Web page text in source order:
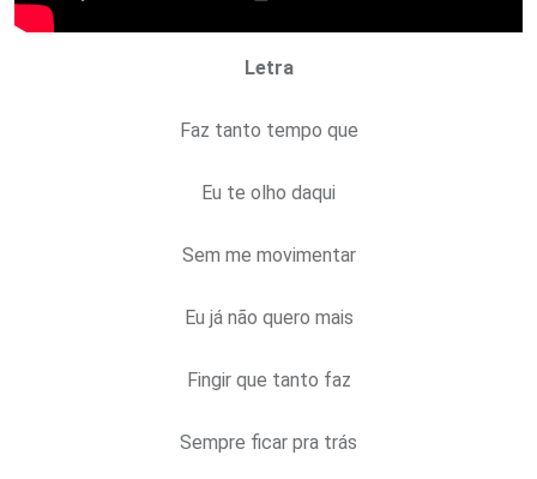
Letra
Faz tanto tempo que
Eu te olho daqui
Sem me movimentar
Eu já não quero mais
Fingir que tanto faz
Sempre ficar pra trás